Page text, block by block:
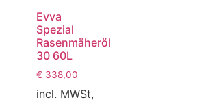
Evva
Spezial
Rasenmäheröl
30 60L
€ 338,00
incl. MWSt,